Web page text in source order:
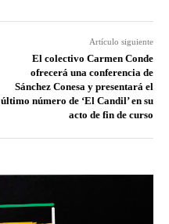
Artículo siguiente
El colectivo Carmen Conde
ofrecerá una conferencia de
Sánchez Conesa y presentará el
último número de ‘El Candil’ en su
acto de fin de curso